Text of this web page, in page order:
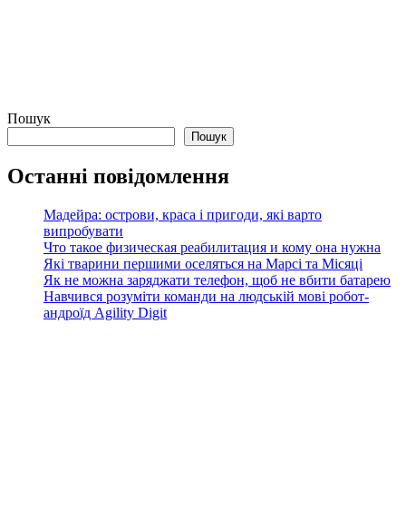
Пошук
Пошук
Останні повідомлення
Мадейра: острови, краса і пригоди, які варто
випробувати
Что такое физическая реабилитация и кому она нужна
Які тварини першими оселяться на Марсі та Місяці
Як не можна заряджати телефон, щоб не вбити батарею
Навчився розуміти команди на людській мові робот-
андроїд Agility Digit